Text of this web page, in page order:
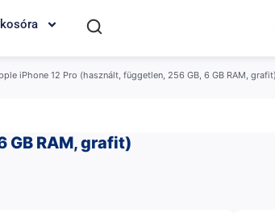
iPhone 12 Pro (használt, független, 256 GB, 6 GB RAM, grafit)
GB RAM, grafit)